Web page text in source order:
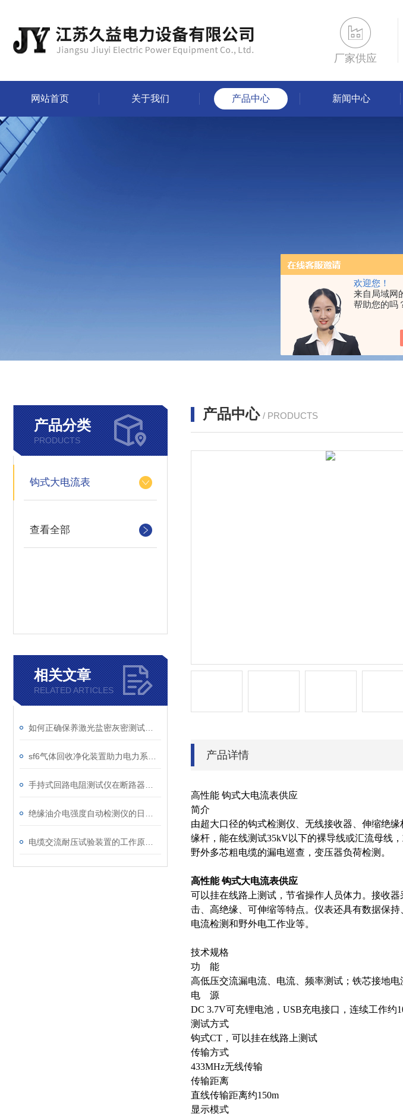
欢迎您！
来自局域网
帮助您的吗
厂家供应
网站首页 关于我们 产品中心 新闻中心
产品分类
PRODUCTS
钩式大电流表
查看全部
相关文章
RELATED ARTICLES
产品中心 / PRODUCTS
产品详情
高性能 钩式大电流表供应
简介
由超大口径的钩式检测仪、无线接收器、伸缩绝
缘杆，能在线测试35kV以下的裸导线或汇流母线
野外多芯粗电缆的漏电巡查，变压器负荷检测。
高性能 钩式大电流表供应
可以挂在线路上测试，节省操作人员体力。接收
击、高绝缘、可伸缩等特点。仪表还具有数据保
电流检测和野外电工作业等。
技术规格
功 能
高低压交流漏电流、电流、频率测试；铁芯接地
电 源
DC 3.7V可充锂电池，USB充电接口，连续工作约
测试方式
钩式CT，可以挂在线路上测试
传输方式
433MHz无线传输
传输距离
直线传输距离约150m
显示模式